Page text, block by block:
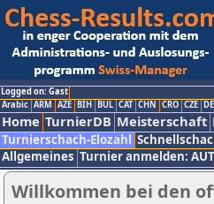
Logged on: Gast
Arabic ARM AZE BIH BUL CAT CHN CRO CZE
Home TurnierDB Meisterschaft
Turnierschach-Elozahl
Allgemeines Turnier anmelden: AUT
Willkommen bei den